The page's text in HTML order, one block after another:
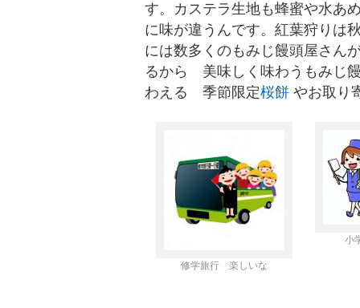
す。カステラ生地も蜂蜜や水あ
に味が違うんです。紅葉狩りは
には数多くのもみじ饅頭屋さん
るから 美味しく味わうもみじ
わえる 季節限定桜餅 やお取り
修学旅行 楽しいな
小